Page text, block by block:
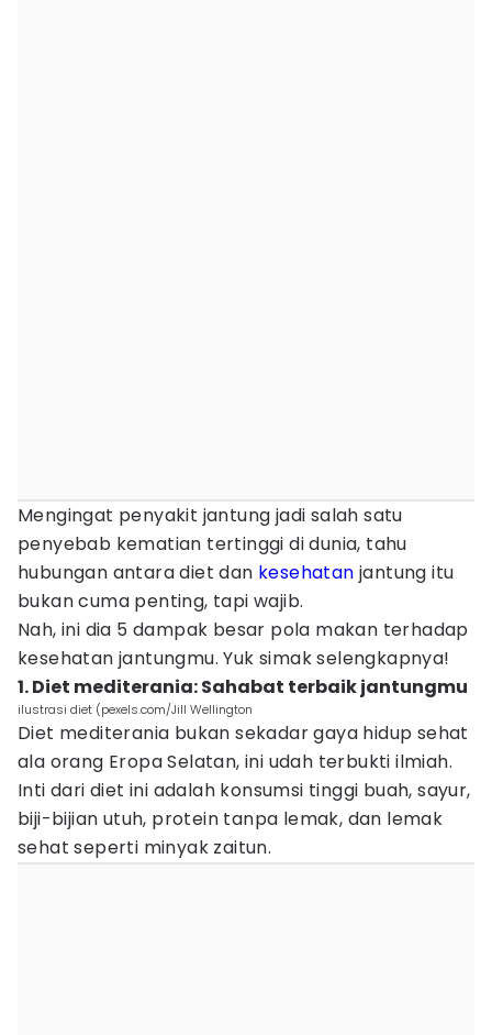
Mengingat penyakit jantung jadi salah satu
penyebab kematian tertinggi di dunia, tahu
hubungan antara diet dan kesehatan jantung itu
bukan cuma penting, tapi wajib.
Nah, ini dia 5 dampak besar pola makan terhadap
kesehatan jantungmu. Yuk simak selengkapnya!
1. Diet mediterania: Sahabat terbaik jantungmu
ilustrasi diet (pexels.com/Jill Wellington
Diet mediterania bukan sekadar gaya hidup sehat
ala orang Eropa Selatan, ini udah terbukti ilmiah.
Inti dari diet ini adalah konsumsi tinggi buah, sayur,
biji-bijian utuh, protein tanpa lemak, dan lemak
sehat seperti minyak zaitun.